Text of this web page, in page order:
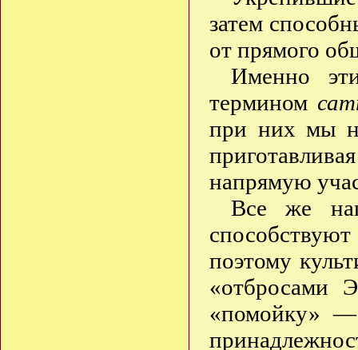
затем
от прямого
Именно
термином
при них мы
напрямую
Все же
поэтому
«отбросами
«помойку»